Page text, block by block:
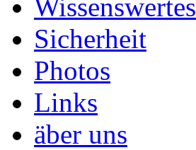
Wissenswertes
Sicherheit
Photos
Links
äber uns